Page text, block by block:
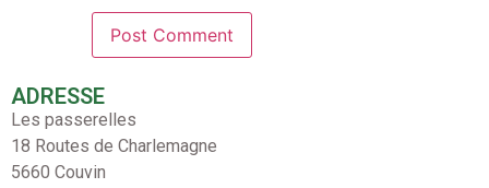
ADRESSE
Les passerelles
18 Routes de Charlemagne
5660 Couvin